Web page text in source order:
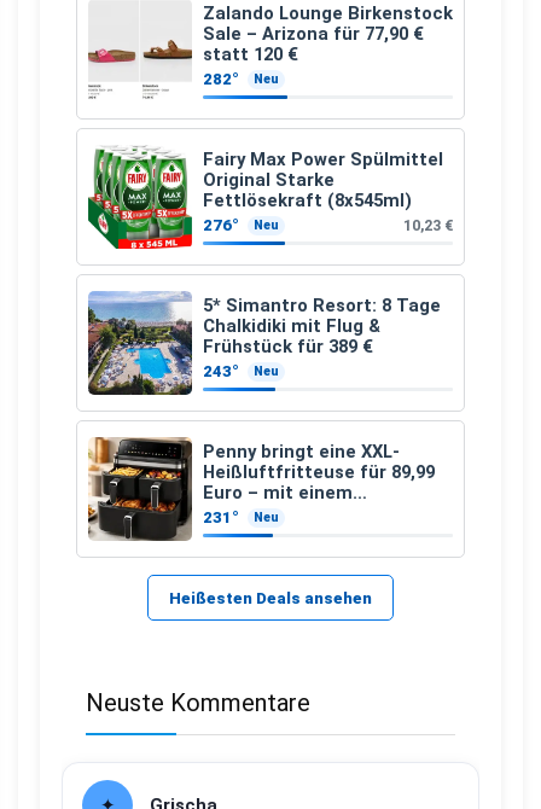
Zalando Lounge Birkenstock
Sale – Arizona für 77,90 €
statt 120 €
282° Neu
Fairy Max Power Spülmittel
Original Starke
Fettlösekraft (8x545ml)
276° Neu 10,23 €
5* Simantro Resort: 8 Tage
Chalkidiki mit Flug &
Frühstück für 389 €
243° Neu
Penny bringt eine XXL-
Heißluftfritteuse für 89,99
Euro – mit einem
besonderen Vorteil
231° Neu
Heißesten Deals ansehen
Neuste Kommentare